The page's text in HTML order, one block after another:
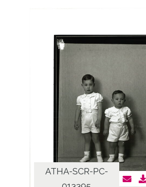
ATHA-SCR-PC-